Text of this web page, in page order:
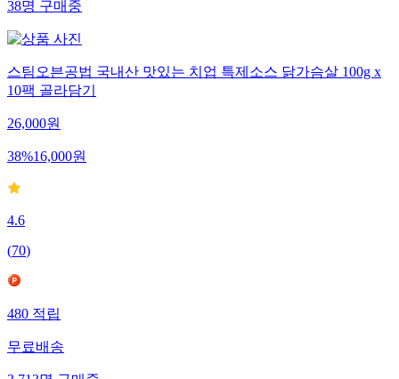
38명구매중
스팀오븐공법 국내산 맛있는 치업 특제소스 닭가슴살 100g x
10팩 골라담기
26,000원
38%16,000원
4.6
(70)
480적립
무료배송